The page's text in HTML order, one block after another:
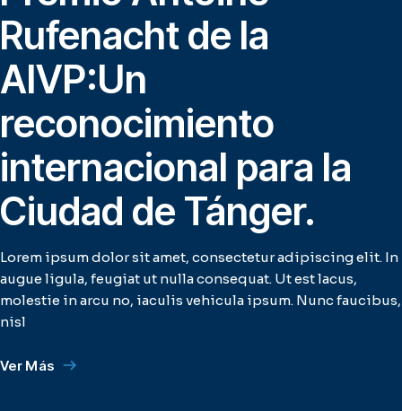
Rufenacht de la
AIVP:Un
reconocimiento
internacional para la
Ciudad de Tánger.
Lorem ipsum dolor sit amet, consectetur adipiscing elit. In
augue ligula, feugiat ut nulla consequat. Ut est lacus,
molestie in arcu no, iaculis vehicula ipsum. Nunc faucibus,
nisl
Ver Más